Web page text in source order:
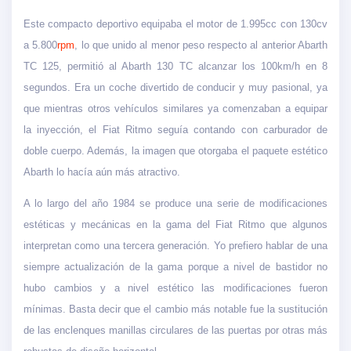
Este compacto deportivo equipaba el motor de 1.995cc con 130cv
a 5.800rpm, lo que unido al menor peso respecto al anterior Abarth
TC 125, permitió al Abarth 130 TC alcanzar los 100km/h en 8
segundos. Era un coche divertido de conducir y muy pasional, ya
que mientras otros vehículos similares ya comenzaban a equipar
la inyección, el Fiat Ritmo seguía contando con carburador de
doble cuerpo. Además, la imagen que otorgaba el paquete estético
Abarth lo hacía aún más atractivo.
A lo largo del año 1984 se produce una serie de modificaciones
estéticas y mecánicas en la gama del Fiat Ritmo que algunos
interpretan como una tercera generación. Yo prefiero hablar de una
siempre actualización de la gama porque a nivel de bastidor no
hubo cambios y a nivel estético las modificaciones fueron
mínimas. Basta decir que el cambio más notable fue la sustitución
de las enclenques manillas circulares de las puertas por otras más